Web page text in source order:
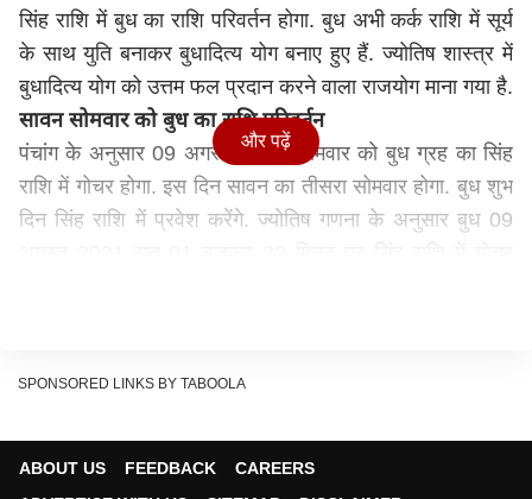
सिंह राशि में बुध का राशि परिवर्तन होगा. बुध अभी कर्क राशि में सूर्य
के साथ युति बनाकर बुधादित्य योग बनाए हुए हैं. ज्योतिष शास्त्र में
बुधादित्य योग को उत्तम फल प्रदान करने वाला राजयोग माना गया है.
सावन सोमवार को बुध का राशि परिवर्तन
पंचांग के अनुसार 09 अगस्त 2021 सोमवार को बुध ग्रह का सिंह
राशि में गोचर होगा. इस दिन सावन का तीसरा सोमवार होगा. बुध शुभ
दिन सिंह राशि में प्रवेश करेंगे. ज्योतिष गणना के अनुसार बुध 09
11 अगस्त 2021 को प्रात: 11 बजकर 20 मिनट पर शुक्र का
और पढ़ें
SPONSORED LINKS BY TABOOLA
ABOUT US FEEDBACK
CAREERS